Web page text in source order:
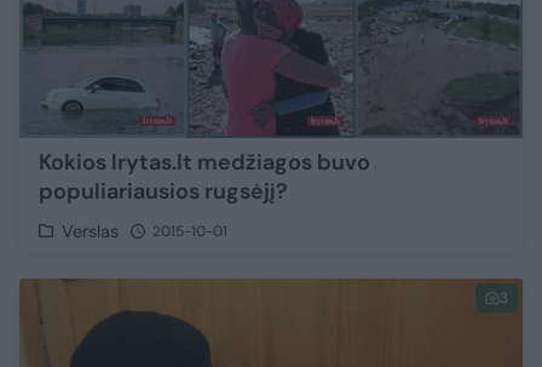
Kokios lrytas.lt medžiagos buvo
populiariausios rugsėjį?
Verslas 2015-10-01
3